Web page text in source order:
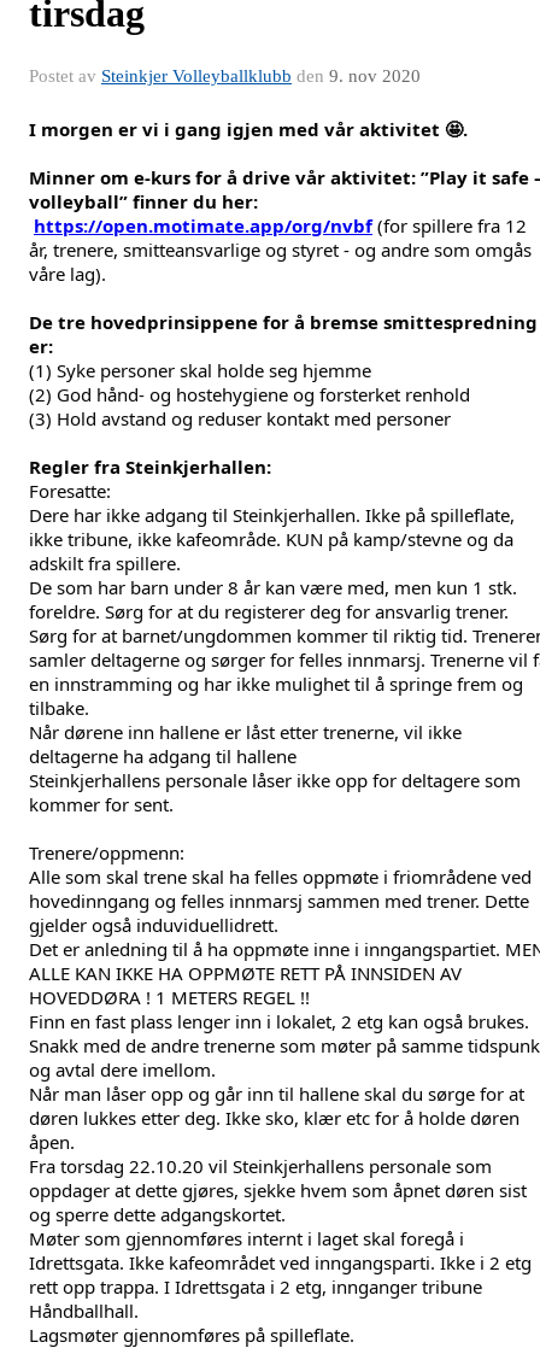
tirsdag
Postet av Steinkjer Volleyballklubb den 9. nov 2020
I morgen er vi i gang igjen med vår aktivitet 🤩.
Minner om e-kurs for å drive vår aktivitet: ”Play it safe
volleyball” finner du her:
https://open.motimate.app/org/nvbf (for spillere fra 12
år, trenere, smitteansvarlige og styret - og andre som omgås
våre lag).
De tre hovedprinsippene for å bremse smittespredning
er:
(1) Syke personer skal holde seg hjemme
(2) God hånd- og hostehygiene og forsterket renhold
(3) Hold avstand og reduser kontakt med personer
Regler fra Steinkjerhallen:
Foresatte:
Dere har ikke adgang til Steinkjerhallen. Ikke på spilleflate,
ikke tribune, ikke kafeområde. KUN på kamp/stevne og da
adskilt fra spillere.
De som har barn under 8 år kan være med, men kun 1 stk.
foreldre. Sørg for at du registerer deg for ansvarlig trener.
Sørg for at barnet/ungdommen kommer til riktig tid.
samler deltagerne og sørger for felles innmarsj. Trenerne vil
en innstramming og har ikke mulighet til å springe frem og
tilbake.
Når dørene inn hallene er låst etter trenerne, vil ikke
deltagerne ha adgang til hallene
Steinkjerhallens personale låser ikke opp for deltagere som
kommer for sent.
Trenere/oppmenn:
Alle som skal trene skal ha felles oppmøte i friområdene ved
hovedinngang og felles innmarsj sammen med trener. Dette
gjelder også induviduellidrett.
Det er anledning til å ha oppmøte inne i inngangspartiet.
ALLE KAN IKKE HA OPPMØTE RETT PÅ INNSIDEN AV
HOVEDDØRA ! 1 METERS REGEL !!
Finn en fast plass lenger inn i lokalet, 2 etg kan også brukes.
Snakk med de andre trenerne som møter på samme
og avtal dere imellom.
Når man låser opp og går inn til hallene skal du sørge for at
døren lukkes etter deg. Ikke sko, klær etc for å holde døren
åpen.
Fra torsdag 22.10.20 vil Steinkjerhallens personale som
oppdager at dette gjøres, sjekke hvem som åpnet døren sist
og sperre dette adgangskortet.
Møter som gjennomføres internt i laget skal foregå i
Idrettsgata. Ikke kafeområdet ved inngangsparti. Ikke i 2 etg
rett opp trappa. I Idrettsgata i 2 etg, innganger tribune
Håndballhall.
Lagsmøter gjennomføres på spilleflate.